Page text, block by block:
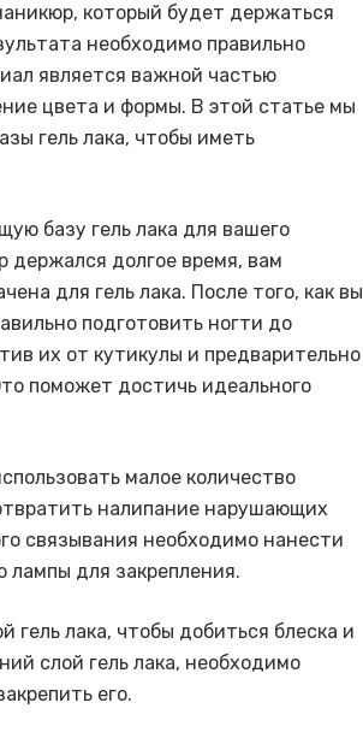
который будет держаться
необходимо правильно
является важной частью
цвета и формы. В этой статье мы
гель лака, чтобы иметь
базу гель лака для вашего
держался долгое время, вам
для гель лака. После того, как вы
подготовить ногти до
их от кутикулы и предварительно
поможет достичь идеального
малое количество
налипание нарушающих
связывания необходимо нанести
лампы для закрепления.
гель лака, чтобы добиться блеска и
слой гель лака, необходимо
его.